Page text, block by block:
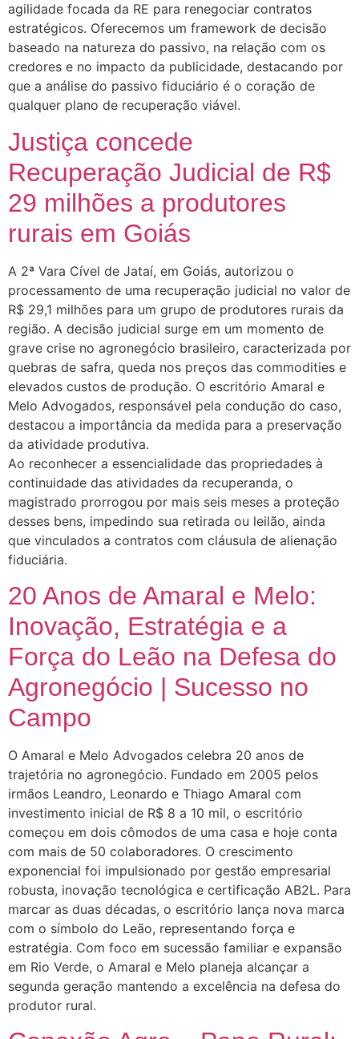
agilidade focada da RE para renegociar contratos
estratégicos. Oferecemos um framework de decisão
baseado na natureza do passivo, na relação com os
credores e no impacto da publicidade, destacando por
que a análise do passivo fiduciário é o coração de
qualquer plano de recuperação viável.
Justiça concede
Recuperação Judicial de R$
29 milhões a produtores
rurais em Goiás
A 2ª Vara Cível de Jataí, em Goiás, autorizou o
processamento de uma recuperação judicial no valor de
R$ 29,1 milhões para um grupo de produtores rurais da
região. A decisão judicial surge em um momento de
grave crise no agronegócio brasileiro, caracterizada por
quebras de safra, queda nos preços das commodities e
elevados custos de produção. O escritório Amaral e
Melo Advogados, responsável pela condução do caso,
destacou a importância da medida para a preservação
da atividade produtiva.
Ao reconhecer a essencialidade das propriedades à
continuidade das atividades da recuperanda, o
magistrado prorrogou por mais seis meses a proteção
desses bens, impedindo sua retirada ou leilão, ainda
que vinculados a contratos com cláusula de alienação
fiduciária.
20 Anos de Amaral e Melo:
Inovação, Estratégia e a
Força do Leão na Defesa do
Agronegócio | Sucesso no
Campo
O Amaral e Melo Advogados celebra 20 anos de
trajetória no agronegócio. Fundado em 2005 pelos
irmãos Leandro, Leonardo e Thiago Amaral com
investimento inicial de R$ 8 a 10 mil, o escritório
começou em dois cômodos de uma casa e hoje conta
com mais de 50 colaboradores. O crescimento
exponencial foi impulsionado por gestão empresarial
robusta, inovação tecnológica e certificação AB2L. Para
marcar as duas décadas, o escritório lança nova marca
com o símbolo do Leão, representando força e
estratégia. Com foco em sucessão familiar e expansão
em Rio Verde, o Amaral e Melo planeja alcançar a
segunda geração mantendo a excelência na defesa do
produtor rural.